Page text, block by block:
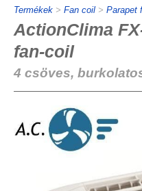
Termékek > Fan coil > Parapet
ActionClima
fan-coil
4 csöves,